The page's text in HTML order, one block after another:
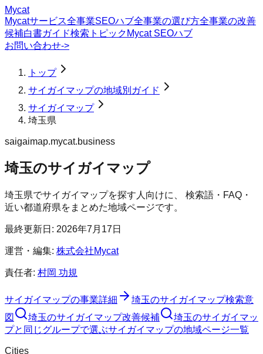
Mycat
Mycatサービス全事業SEOハブ全事業の選び方全事業の改善
候補白書ガイド検索トピック Mycat SEOハブ
お問い合わせ->
トップ
サイガイマップの地域別ガイド
サイガイマップ
埼玉県
saigaimap.mycat.business
埼玉のサイガイマップ
埼玉県でサイガイマップを探す人向けに、 検索語・FAQ・
近い都道府県をまとめた地域ページです。
最終更新日: 2026年7月17日
運営・編集: 株式会社Mycat
責任者: 村岡 功規
サイガイマップの事業詳細
埼玉のサイガイマップ検索意
図
埼玉のサイガイマップ改善候補
埼玉のサイガイマッ
プと同じグループで選ぶサイガイマップの地域ページ一覧
Cities